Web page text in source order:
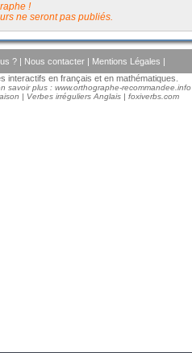
!
ne seront pas publiés.
? Nous contacter Mentions Légales
interactifs en français et en mathématiques.
savoir plus : www.orthographe-recommandee.info
| Verbes irréguliers Anglais | foxiverbs.com